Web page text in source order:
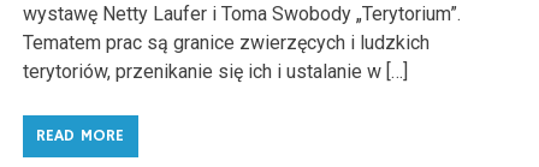
wystawę Netty Laufer i Toma Swobody „Terytorium”.
Tematem prac są granice zwierzęcych i ludzkich
terytoriów, przenikanie się ich i ustalanie w […]
READ MORE